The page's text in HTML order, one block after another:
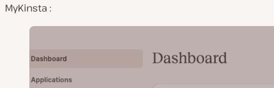
MyKinsta :